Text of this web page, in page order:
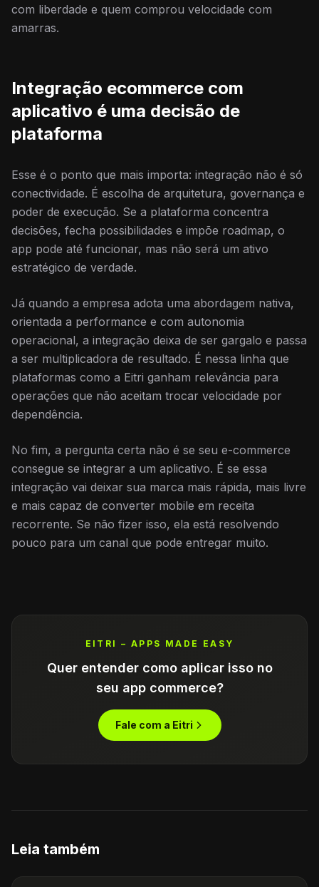
com liberdade e quem comprou velocidade com
amarras.
Integração ecommerce com
aplicativo é uma decisão de
plataforma
Esse é o ponto que mais importa: integração não é só
conectividade. É escolha de arquitetura, governança e
poder de execução. Se a plataforma concentra
decisões, fecha possibilidades e impõe roadmap, o
app pode até funcionar, mas não será um ativo
estratégico de verdade.
Já quando a empresa adota uma abordagem nativa,
orientada a performance e com autonomia
operacional, a integração deixa de ser gargalo e passa
a ser multiplicadora de resultado. É nessa linha que
plataformas como a Eitri ganham relevância para
operações que não aceitam trocar velocidade por
dependência.
No fim, a pergunta certa não é se seu e-commerce
consegue se integrar a um aplicativo. É se essa
integração vai deixar sua marca mais rápida, mais livre
e mais capaz de converter mobile em receita
recorrente. Se não fizer isso, ela está resolvendo
pouco para um canal que pode entregar muito.
EITRI – APPS MADE EASY
Quer entender como aplicar isso no
seu app commerce?
Fale com a Eitri
Leia também